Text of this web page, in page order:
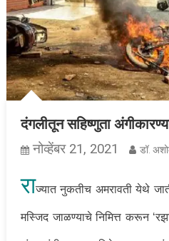
दंगलीतून सहिष्णुता
नोव्हेंबर 21, 2021 डॉ.
राज्यात नुकतीच अमरावती येथे
मस्जिद जाळण्याचे निमित्त करून